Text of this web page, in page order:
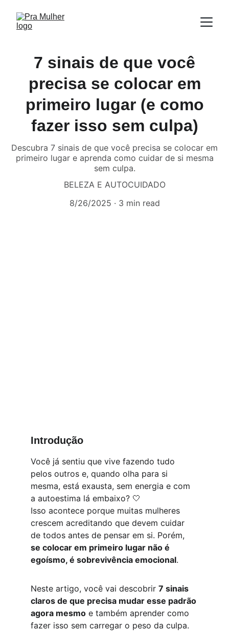
7 sinais de que você
precisa se colocar em
primeiro lugar (e como
fazer isso sem culpa)
Descubra 7 sinais de que você precisa se colocar em
primeiro lugar e aprenda como cuidar de si mesma
sem culpa.
BELEZA E AUTOCUIDADO
8/26/2025
3 min read
Introdução
Você já sentiu que vive fazendo tudo
pelos outros e, quando olha para si
mesma, está exausta, sem energia e com
a autoestima lá embaixo? 🤍
Isso acontece porque muitas mulheres
crescem acreditando que devem cuidar
de todos antes de pensar em si. Porém,
se colocar em primeiro lugar não é
egoísmo, é sobrevivência emocional.
Neste artigo, você vai descobrir 7 sinais
claros de que precisa mudar esse padrão
agora mesmo e também aprender como
fazer isso sem carregar o peso da culpa.